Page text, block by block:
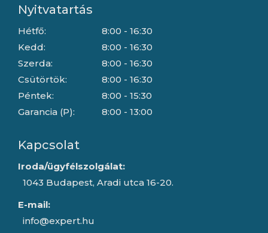
Nyitvatartás
Hétfő:
Kedd:
Szerda:
Csütörtök:
Péntek:
Garancia (P):
8:00 - 16:30
8:00 - 16:30
8:00 - 16:30
8:00 - 16:30
8:00 - 15:30
8:00 - 13:00
Kapcsolat
Iroda/ügyfélszolgálat:
1043 Budapest, Aradi utca 16-20.
E-mail:
info@expert.hu